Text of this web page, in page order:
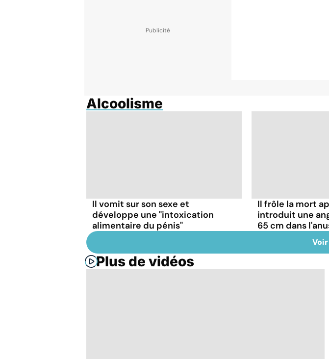
Alcoolisme
Il vomit sur son sexe et
développe une "intoxication
alimentaire du pénis"
Il frôle la mort
introduit une
65 cm dans
Plus de vidéos